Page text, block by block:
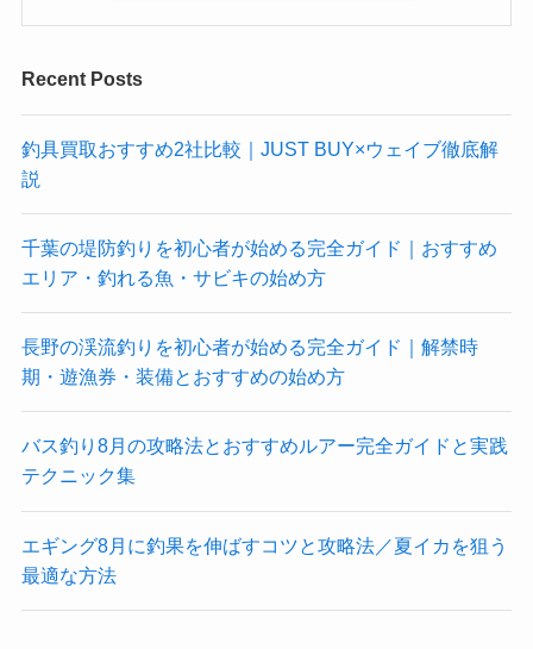
Recent Posts
釣具買取おすすめ2社比較｜JUST BUY×ウェイブ徹底解
説
千葉の堤防釣りを初心者が始める完全ガイド｜おすすめ
エリア・釣れる魚・サビキの始め方
長野の渓流釣りを初心者が始める完全ガイド｜解禁時
期・遊漁券・装備とおすすめの始め方
バス釣り8月の攻略法とおすすめルアー完全ガイドと実践
テクニック集
エギング8月に釣果を伸ばすコツと攻略法／夏イカを狙う
最適な方法